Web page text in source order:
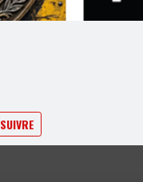
SUIVRE